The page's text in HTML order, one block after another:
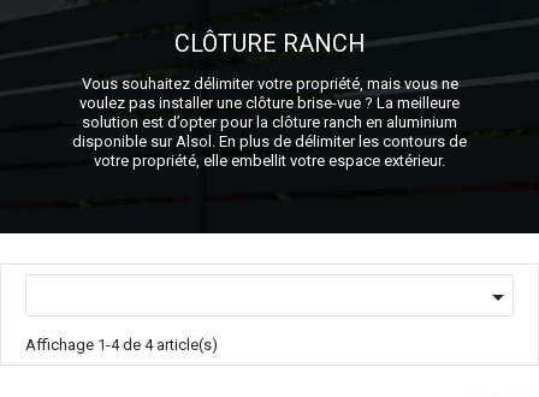
CLÔTURE RANCH
Vous souhaitez délimiter votre propriété, mais vous ne
voulez pas installer une clôture brise-vue ? La meilleure
solution est d’opter pour la clôture ranch en aluminium
disponible sur Alsol. En plus de délimiter les contours de
votre propriété, elle embellit votre espace extérieur.

Affichage 1-4 de 4 article(s)